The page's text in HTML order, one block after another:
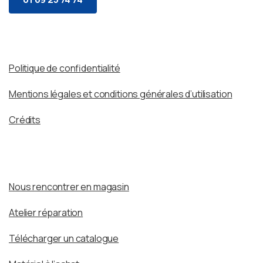
Politique de confidentialité
Mentions légales et conditions générales d’utilisation
Crédits
Nous rencontrer en magasin
Atelier réparation
Télécharger un catalogue